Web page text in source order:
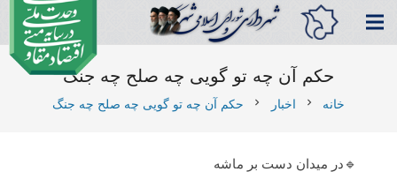
حکم آن چه تو گویی چه صلح چه جنگ
خانه chevron_right اخبار chevron_right حکم آن چه تو گویی چه صلح چه جنگ
🔹در میدان دست بر ماشه